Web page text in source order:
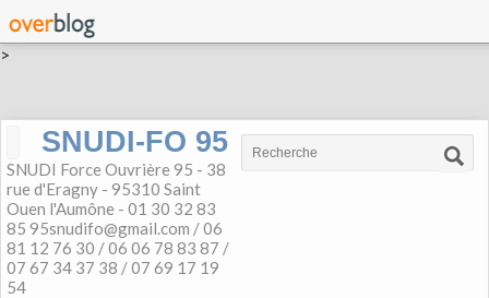
>
SNUDI-FO 95
SNUDI Force Ouvrière 95 - 38
rue d'Eragny - 95310 Saint
Ouen l'Aumône - 01 30 32 83
85 95snudifo@gmail.com / 06
81 12 76 30 / 06 06 78 83 87 /
07 67 34 37 38 / 07 69 17 19
54